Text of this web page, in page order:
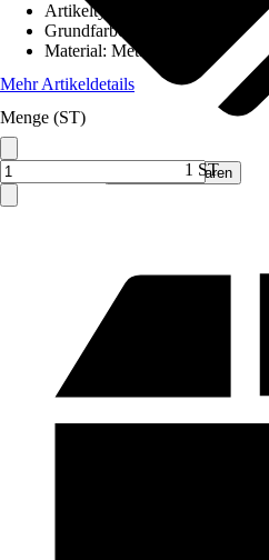
Verkauf durch: Frank Flechtwaren
Artikeltyp
Grundfarbe
Material: Metall
Mehr Artikeldetails
Menge (ST)
1 ST